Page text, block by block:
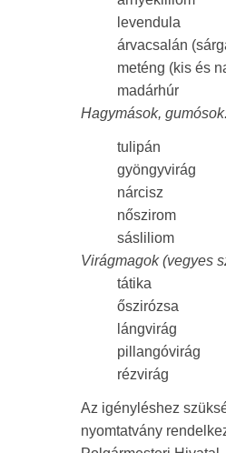
levendula
árvacsalán
meténg (kis és
madárhúr
Hagymások,
tulipán
gyöngyvirág
nárcisz
nőszirom
sásliliom
Virágmagok (vegyes
tátika
őszirózsa
lángvirág
pillangóvirág
rézvirág
Az igényléshez
nyomtatvány